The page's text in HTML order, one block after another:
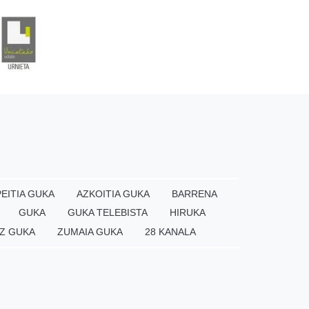
GUKA AZKOITIA GUKA
BARRENA
GUKA GUKA TELEBISTA
HIRUKA
GUKA ZUMAIA GUKA 28 KANALA